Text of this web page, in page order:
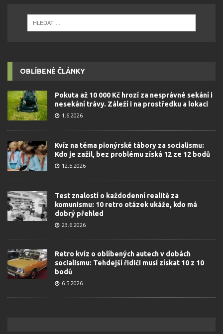
OBLÍBENÉ ČLÁNKY
Pokuta až 10 000 Kč hrozí za nesprávné sekání i
nesekání trávy. Záleží i na prostředku a lokaci
1.6.2026
Kvíz na téma pionýrské tábory za socialismu:
Kdo je zažil, bez problému získá 12 ze 12 bodů
12.5.2026
Test znalostí o každodenní realitě za
komunismu: 10 retro otázek ukáže, kdo má
dobrý přehled
23.6.2026
Retro kvíz o oblíbených autech v dobách
socialismu: Tehdejší řidiči musí získat 10 z 10
bodů
6.5.2026